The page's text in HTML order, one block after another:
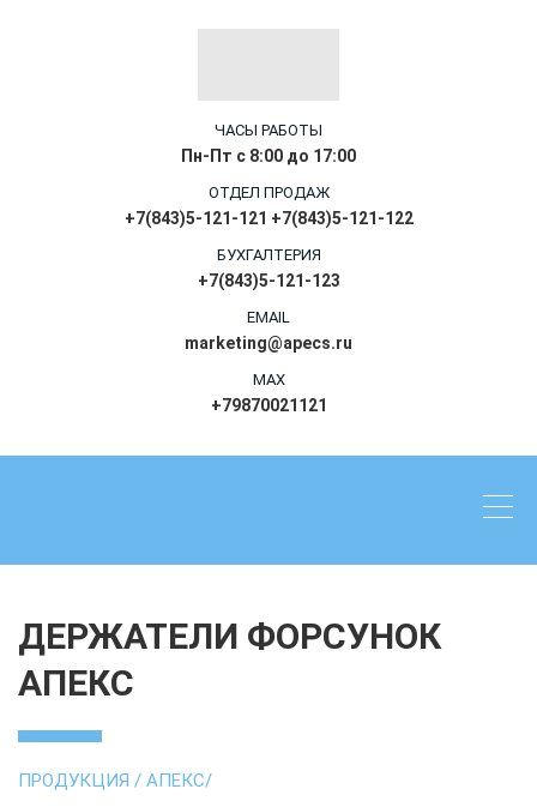
ЧАСЫ РАБОТЫ
Пн-Пт с 8:00 до 17:00
ОТДЕЛ ПРОДАЖ
+7(843)5-121-121 +7(843)5-121-122
БУХГАЛТЕРИЯ
+7(843)5-121-123
EMAIL
marketing@apecs.ru
MAX
+79870021121
ДЕРЖАТЕЛИ ФОРСУНОК
АПЕКС
ПРОДУКЦИЯ / АПЕКС/